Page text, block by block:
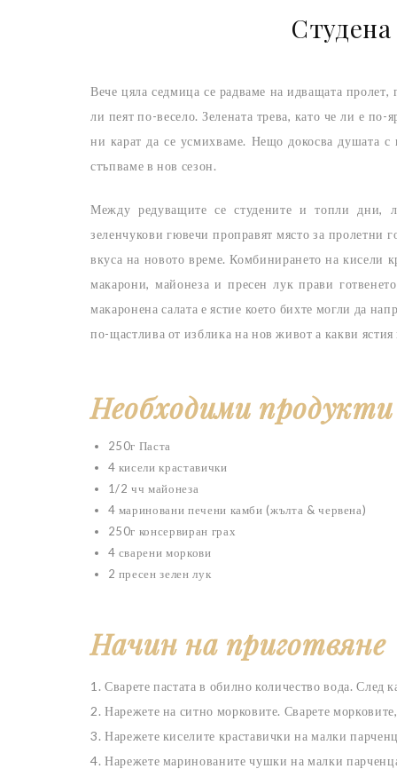
Вече цяла седмица се радваме на идващата пролет,
ли пеят по-весело. Зелената трева, като че ли е
ни карат да се усмихваме. Нещо докосва душата
стъпваме в нов сезон.
Между редуващите се студените и топли дни,
зеленчукови гювечи проправят място за пролетни
вкуса на новото време. Комбинирането на кисели
макарони, майонеза и пресен лук прави
макаронена салата е ястие което бихте могли да
по-щастлива от изблика на нов живот а какви
Необходими продукти
250г Паста
4 кисели краставички
1/2 чч майонеза
4 мариновани печени камби (жълта & червена)
250г консервиран грах
4 сварени моркови
2 пресен зелен лук
Начин на приготвяне
1. Сварете пастата в обилно количество вода. След
2. Нарежете на ситно морковите. Сварете
3. Нарежете киселите краставички на малки
4. Нарежете маринованите чушки на малки